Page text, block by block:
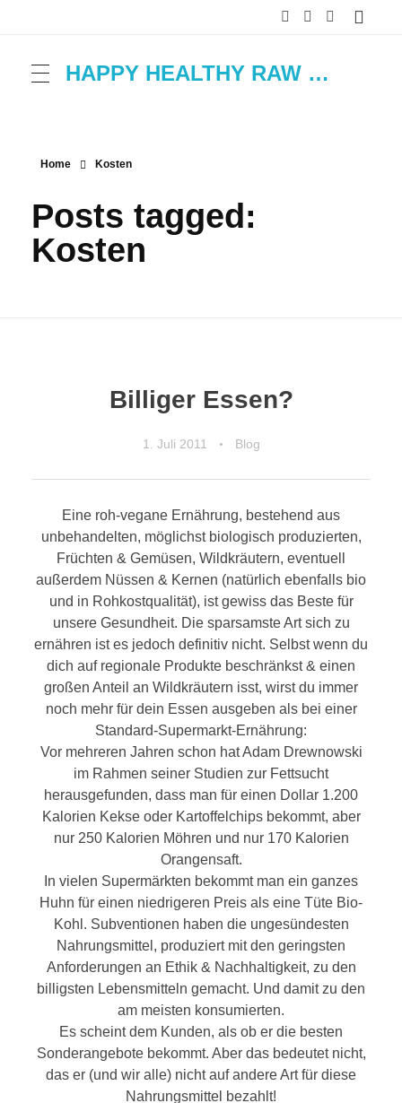
HAPPY HEALTHY RAW & FREE – ROH MACHT FROH!
Home Kosten
Posts tagged:
Kosten
Billiger Essen?
1. Juli 2011 Blog
Eine roh-vegane Ernährung, bestehend aus
unbehandelten, möglichst biologisch produzierten,
Früchten & Gemüsen, Wildkräutern, eventuell
außerdem Nüssen & Kernen (natürlich ebenfalls bio
und in Rohkostqualität), ist gewiss das Beste für
unsere Gesundheit. Die sparsamste Art sich zu
ernähren ist es jedoch definitiv nicht. Selbst wenn du
dich auf regionale Produkte beschränkst & einen
großen Anteil an Wildkräutern isst, wirst du immer
noch mehr für dein Essen ausgeben als bei einer
Standard-Supermarkt-Ernährung:
Vor mehreren Jahren schon hat Adam Drewnowski
im Rahmen seiner Studien zur Fettsucht
herausgefunden, dass man für einen Dollar 1.200
Kalorien Kekse oder Kartoffelchips bekommt, aber
nur 250 Kalorien Möhren und nur 170 Kalorien
Orangensaft.
In vielen Supermärkten bekommt man ein ganzes
Huhn für einen niedrigeren Preis als eine Tüte Bio-
Kohl. Subventionen haben die ungesündesten
Nahrungsmittel, produziert mit den geringsten
Anforderungen an Ethik & Nachhaltigkeit, zu den
billigsten Lebensmitteln gemacht. Und damit zu den
am meisten konsumierten.
Es scheint dem Kunden, als ob er die besten
Sonderangebote bekommt. Aber das bedeutet nicht,
das er (und wir alle) nicht auf andere Art für diese
Nahrungsmittel bezahlt!